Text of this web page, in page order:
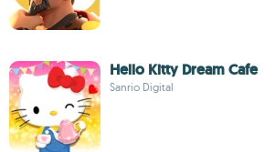
Hello Kitty Dream Cafe
Sanrio Digital